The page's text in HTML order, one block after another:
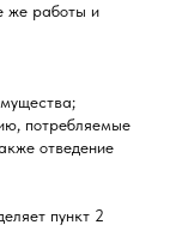
же работы и
потребляемые
отведение
пункт 2